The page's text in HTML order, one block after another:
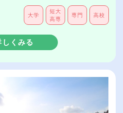
大学
短大
高専
専門 高校
しくみる